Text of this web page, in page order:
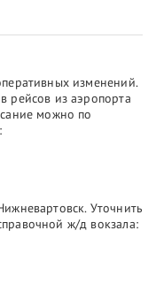
изменений.
рейсов из аэропорта
можно по
Уточнить
ж/д вокзала: